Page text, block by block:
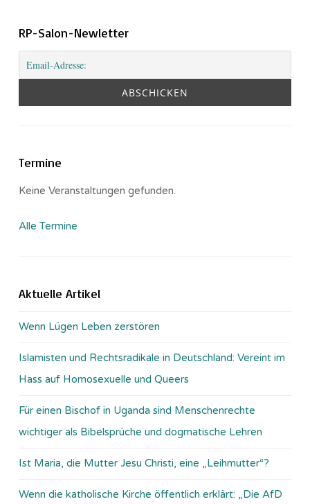
RP-Salon-Newletter
Termine
Keine Veranstaltungen gefunden.
Alle Termine
Aktuelle Artikel
Wenn Lügen Leben zerstören
Islamisten und Rechtsradikale in Deutschland: Vereint im
Hass auf Homosexuelle und Queers
Für einen Bischof in Uganda sind Menschenrechte
wichtiger als Bibelsprüche und dogmatische Lehren
Ist Maria, die Mutter Jesu Christi, eine „Leihmutter“?
Wenn die katholische Kirche öffentlich erklärt: „Die AfD